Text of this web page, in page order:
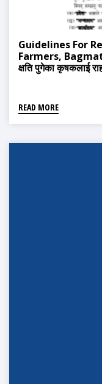
Guidelines For
Farmers, Bagmati
क्षति पुगेका कृषकलाई
READ MORE